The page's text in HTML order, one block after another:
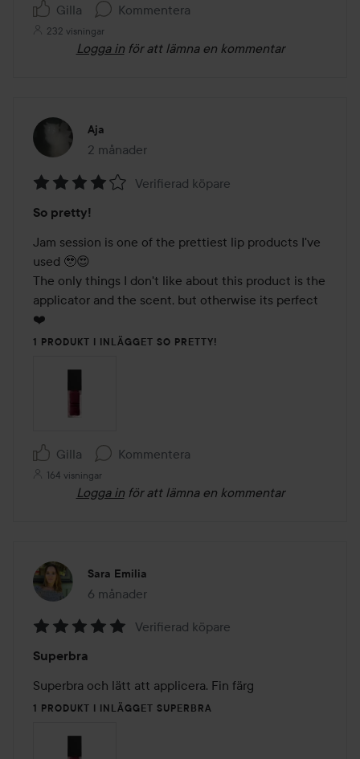
Gilla Kommentera
232 visningar
Logga in för att lämna en kommentar
Aja
2 månader
Inlägget skapades 2 månader
4
av
5
Verifierad köpare
So pretty!
Jam session is one of the prettiest lip products I've
used 🥹😍
The only things I don't like about this product is the
applicator and the scent, but otherwise its perfect
❤️
1 PRODUKT I INLÄGGET SO PRETTY!
Gilla Kommentera
164 visningar
Logga in för att lämna en kommentar
Sara Emilia
6 månader
Inlägget skapades 6 månader
5
av
5
Verifierad köpare
Superbra
Superbra och lätt att applicera. Fin färg
1 PRODUKT I INLÄGGET SUPERBRA